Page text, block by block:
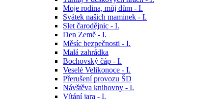
Moje rodina, můj dům - I.
Svátek našich maminek - I.
Slet čarodějnic - I.
Den Země - I.
Měsíc bezpečnosti - I.
Malá zahrádka
Bochovský čáp - I.
Veselé Velikonoce - I.
Přerušení provozu ŠD
Návštěva knihovny - I.
Vítání jara - I.